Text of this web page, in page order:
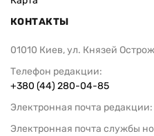
КОНТАКТЫ
01010 Киев, ул. Князей
Телефон редакции:
+380 (44) 280-04-85
Электронная почта редакции:
Электронная почта службы